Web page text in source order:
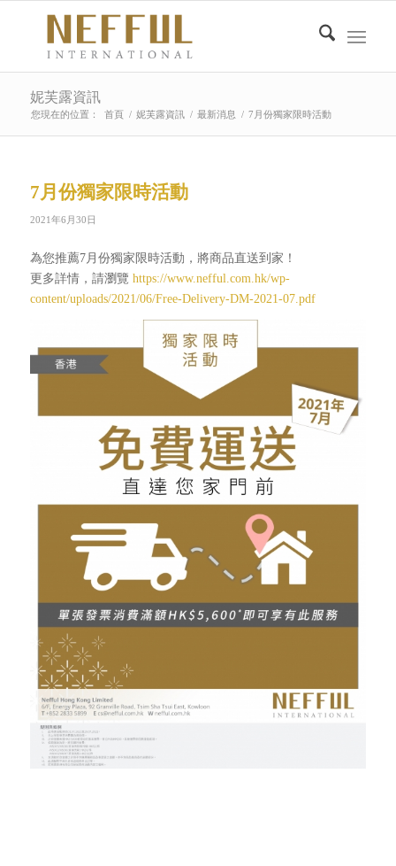
妮芙露資訊
您現在的位置： 首頁 / 妮芙露資訊 / 最新消息 / 7月份獨家限時活動
7月份獨家限時活動
2021年6月30日
為您推薦7月份獨家限時活動，將商品直送到家！
更多詳情，請瀏覽 https://www.nefful.com.hk/wp-
content/uploads/2021/06/Free-Delivery-DM-2021-07.pdf